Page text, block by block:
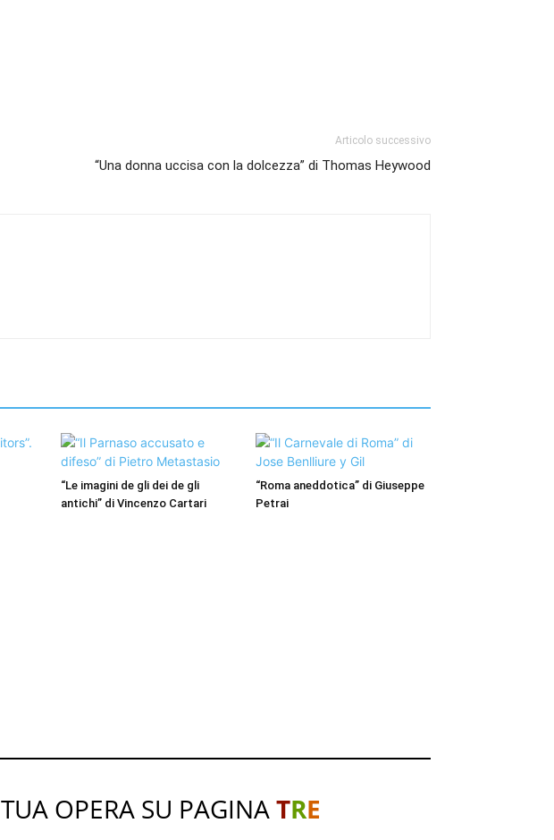
Articolo successivo
“Una donna uccisa con la dolcezza” di Thomas Heywood
“Le imagini de gli dei de gli
antichi” di Vincenzo Cartari
“Roma aneddotica” di Giuseppe
Petrai
OPERA SU PAGINATRE